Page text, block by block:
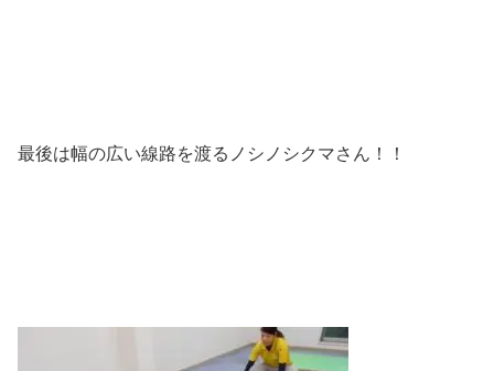
最後は幅の広い線路を渡るノシノシクマさん！！